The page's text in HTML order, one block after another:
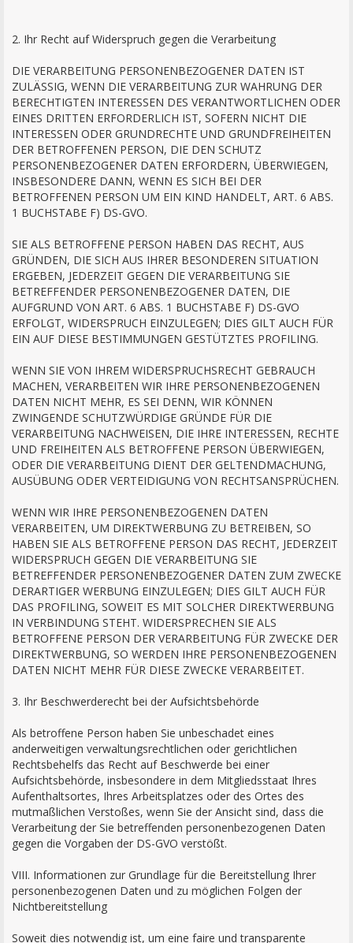
2. Ihr Recht auf Widerspruch gegen die Verarbeitung
DIE VERARBEITUNG PERSONENBEZOGENER DATEN IST
ZULÄSSIG, WENN DIE VERARBEITUNG ZUR WAHRUNG DER
BERECHTIGTEN INTERESSEN DES VERANTWORTLICHEN ODER
EINES DRITTEN ERFORDERLICH IST, SOFERN NICHT DIE
INTERESSEN ODER GRUNDRECHTE UND GRUNDFREIHEITEN
DER BETROFFENEN PERSON, DIE DEN SCHUTZ
PERSONENBEZOGENER DATEN ERFORDERN, ÜBERWIEGEN,
INSBESONDERE DANN, WENN ES SICH BEI DER
BETROFFENEN PERSON UM EIN KIND HANDELT, ART. 6 ABS.
1 BUCHSTABE F) DS-GVO.
SIE ALS BETROFFENE PERSON HABEN DAS RECHT, AUS
GRÜNDEN, DIE SICH AUS IHRER BESONDEREN SITUATION
ERGEBEN, JEDERZEIT GEGEN DIE VERARBEITUNG SIE
BETREFFENDER PERSONENBEZOGENER DATEN, DIE
AUFGRUND VON ART. 6 ABS. 1 BUCHSTABE F) DS-GVO
ERFOLGT, WIDERSPRUCH EINZULEGEN; DIES GILT AUCH FÜR
EIN AUF DIESE BESTIMMUNGEN GESTÜTZTES PROFILING.
WENN SIE VON IHREM WIDERSPRUCHSRECHT GEBRAUCH
MACHEN, VERARBEITEN WIR IHRE PERSONENBEZOGENEN
DATEN NICHT MEHR, ES SEI DENN, WIR KÖNNEN
ZWINGENDE SCHUTZWÜRDIGE GRÜNDE FÜR DIE
VERARBEITUNG NACHWEISEN, DIE IHRE INTERESSEN, RECHTE
UND FREIHEITEN ALS BETROFFENE PERSON ÜBERWIEGEN,
ODER DIE VERARBEITUNG DIENT DER GELTENDMACHUNG,
AUSÜBUNG ODER VERTEIDIGUNG VON RECHTSANSPRÜCHEN.
WENN WIR IHRE PERSONENBEZOGENEN DATEN
VERARBEITEN, UM DIREKTWERBUNG ZU BETREIBEN, SO
HABEN SIE ALS BETROFFENE PERSON DAS RECHT, JEDERZEIT
WIDERSPRUCH GEGEN DIE VERARBEITUNG SIE
BETREFFENDER PERSONENBEZOGENER DATEN ZUM ZWECKE
DERARTIGER WERBUNG EINZULEGEN; DIES GILT AUCH FÜR
DAS PROFILING, SOWEIT ES MIT SOLCHER DIREKTWERBUNG
IN VERBINDUNG STEHT. WIDERSPRECHEN SIE ALS
BETROFFENE PERSON DER VERARBEITUNG FÜR ZWECKE DER
DIREKTWERBUNG, SO WERDEN IHRE PERSONENBEZOGENEN
DATEN NICHT MEHR FÜR DIESE ZWECKE VERARBEITET.
3. Ihr Beschwerderecht bei der Aufsichtsbehörde
Als betroffene Person haben Sie unbeschadet eines
anderweitigen verwaltungsrechtlichen oder gerichtlichen
Rechtsbehelfs das Recht auf Beschwerde bei einer
Aufsichtsbehörde, insbesondere in dem Mitgliedsstaat Ihres
Aufenthaltsortes, Ihres Arbeitsplatzes oder des Ortes des
mutmaßlichen Verstoßes, wenn Sie der Ansicht sind, dass die
Verarbeitung der Sie betreffenden personenbezogenen Daten
gegen die Vorgaben der DS-GVO verstößt.
VIII. Informationen zur Grundlage für die Bereitstellung Ihrer
personenbezogenen Daten und zu möglichen Folgen der
Nichtbereitstellung
Soweit dies notwendig ist, um eine faire und transparente